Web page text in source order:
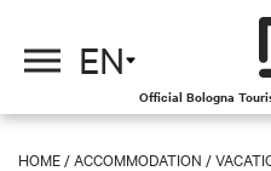
EN
Official Bologna
HOME /ACCOMMODATION /